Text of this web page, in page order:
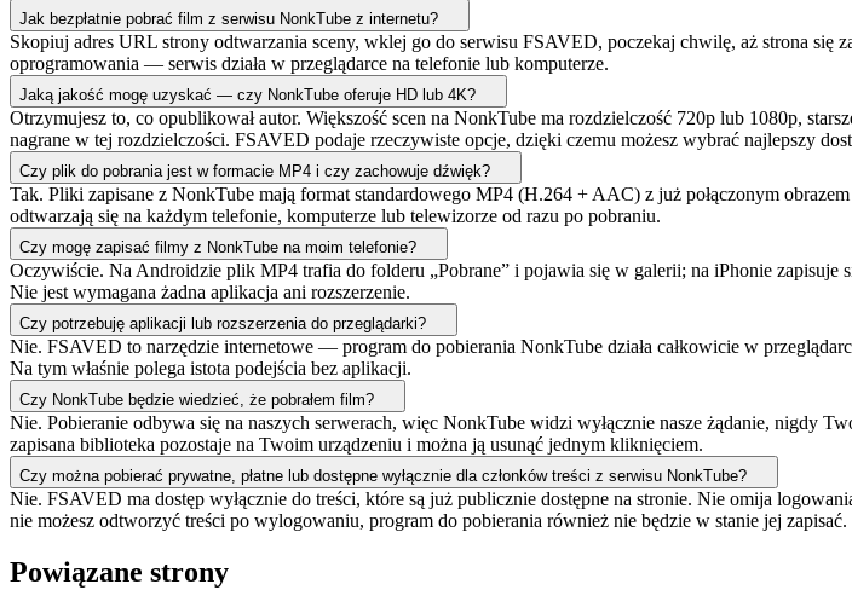
Jak bezpłatnie pobrać film z serwisu NonkTube z internetu?
Skopiuj adres URL strony odtwarzania sceny, wklej go do serwisu FSAVED, poczekaj chwilę, aż strona się
oprogramowania — serwis działa w przeglądarce na telefonie lub komputerze.
Jaką jakość mogę uzyskać — czy NonkTube oferuje HD lub 4K?
Otrzymujesz to, co opublikował autor. Większość scen na NonkTube ma rozdzielczość 720p lub 1080p,
nagrane w tej rozdzielczości. FSAVED podaje rzeczywiste opcje, dzięki czemu możesz wybrać najlepszy
Czy plik do pobrania jest w formacie MP4 i czy zachowuje dźwięk?
Tak. Pliki zapisane z NonkTube mają format standardowego MP4 (H.264 + AAC) z już połączonym
odtwarzają się na każdym telefonie, komputerze lub telewizorze od razu po pobraniu.
Czy mogę zapisać filmy z NonkTube na moim telefonie?
Oczywiście. Na Androidzie plik MP4 trafia do folderu „Pobrane” i pojawia się w galerii; na iPhonie
Nie jest wymagana żadna aplikacja ani rozszerzenie.
Czy potrzebuję aplikacji lub rozszerzenia do przeglądarki?
Nie. FSAVED to narzędzie internetowe — program do pobierania NonkTube działa całkowicie w
Na tym właśnie polega istota podejścia bez aplikacji.
Czy NonkTube będzie wiedzieć, że pobrałem film?
Nie. Pobieranie odbywa się na naszych serwerach, więc NonkTube widzi wyłącznie nasze żądanie, nigdy
zapisana biblioteka pozostaje na Twoim urządzeniu i można ją usunąć jednym kliknięciem.
Czy można pobierać prywatne, płatne lub dostępne wyłącznie dla członków treści z serwisu NonkTube?
Nie. FSAVED ma dostęp wyłącznie do treści, które są już publicznie dostępne na stronie. Nie omija
nie możesz odtworzyć treści po wylogowaniu, program do pobierania również nie będzie w stanie jej zapisać.
Powiązane strony